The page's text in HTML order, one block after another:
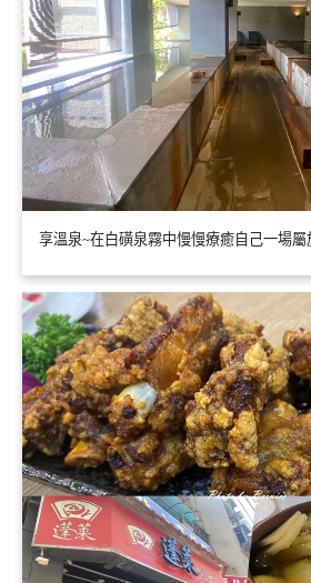
享溫泉~在白磺泉霧中慢慢療癒自己一場